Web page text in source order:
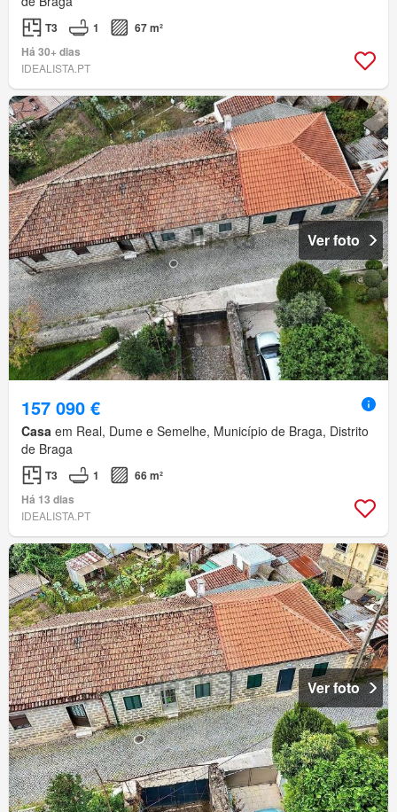
T3 1
67 m²
Há 30+ dias
IDEALISTA.PT
Ver foto
157 090 €
Casa em Real, Dume e Semelhe, Município de Braga, Distrito
de Braga
T3 1
66 m²
Há 13 dias
IDEALISTA.PT
Ver foto